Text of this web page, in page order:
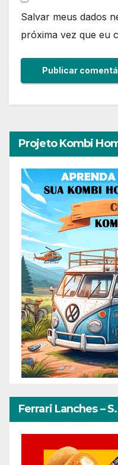
Salvar meus dados
próxima vez que eu
Projeto Kombi
Ferrari Lanches –